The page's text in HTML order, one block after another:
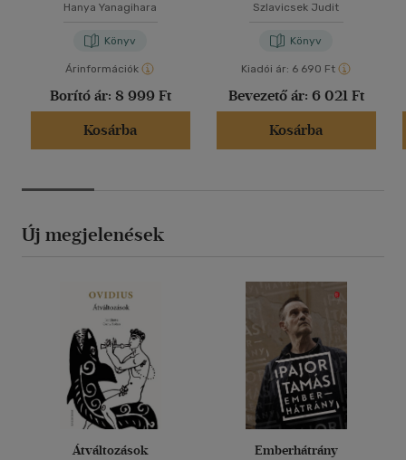
Hanya Yanagihara
Könyv
Árinformációk
Borító ár: 8 999 Ft
Kosárba
Szlavicsek Judit
Könyv
Kiadói ár: 6 690 Ft
Bevezető ár: 6 021 Ft
Kosárba
Új megjelenések
Átváltozások Emberhátrány